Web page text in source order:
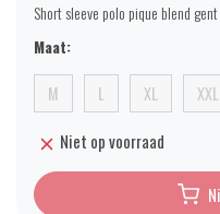
Short sleeve polo pique blend gent
Maat:
M L XL XXL
Niet op voorraad